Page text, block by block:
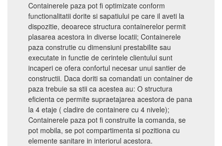
Containerele paza pot fi optimizate conform
functionalitatii dorite si sapatiului pe care il aveti la
dispozitie, deoarece structura containerelor permit
plasarea acestora in diverse locatii; Containerele
paza construtie cu dimensiuni prestabilite sau
executate in functie de cerintele clientului sunt
incaperi ce ofera confortul necesar unui santier de
constructii. Daca doriti sa comandati un container de
paza trebuie sa stii ca acestea au: O structura
eficienta ce permite supraetajarea acestora de pana
la 4 etaje ( cladire de containere cu 4 nivele);
Containerele paza pot fi construite la comanda, se
pot mobila, se pot compartimenta si pozitiona cu
elemente sanitare in interiorul acestora.